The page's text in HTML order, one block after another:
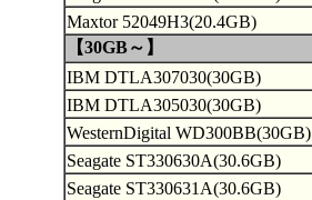
Maxtor 52049H3(20.4GB)
【30GB～】
IBM DTLA307030(30GB)
IBM DTLA305030(30GB)
WesternDigital WD300BB(30GB)
Seagate ST330630A(30.6GB)
Seagate ST330631A(30.6GB)